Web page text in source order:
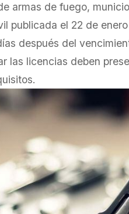
armas de fuego,
publicada el 22 de
después del
las licencias deben